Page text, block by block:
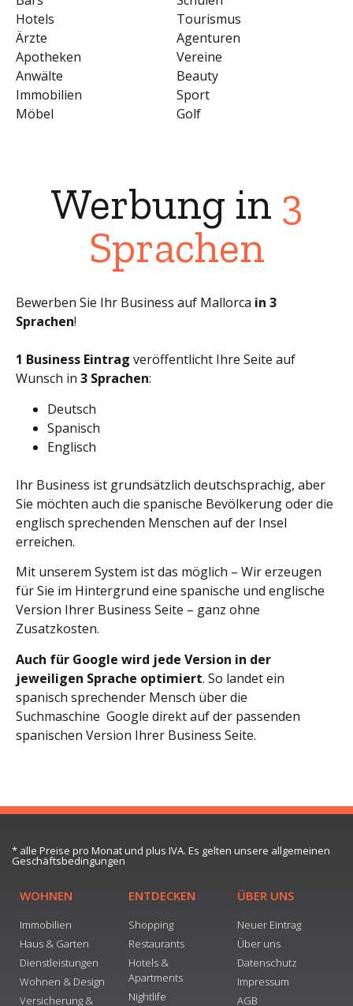
Hotels
Tourismus
Ärzte
Agenturen
Apotheken
Vereine
Anwälte
Beauty
Immobilien
Sport
Möbel
Golf
Werbung in 3
Sprachen
Bewerben Sie Ihr Business auf Mallorca in 3
Sprachen!
1 Business Eintrag veröffentlicht Ihre Seite auf
Wunsch in 3 Sprachen:
Deutsch
Spanisch
Englisch
Ihr Business ist grundsätzlich deutschsprachig, aber
Sie möchten auch die spanische Bevölkerung oder die
englisch sprechenden Menschen auf der Insel
erreichen.
Mit unserem System ist das möglich – Wir erzeugen
für Sie im Hintergrund eine spanische und englische
Version Ihrer Business Seite – ganz ohne
Zusatzkosten.
Auch für Google wird jede Version in der
jeweiligen Sprache optimiert. So landet ein
spanisch sprechender Mensch über die
Suchmaschine Google direkt auf der passenden
spanischen Version Ihrer Business Seite.
* alle Preise pro Monat und plus IVA. Es gelten unsere allgemeinen
Geschäftsbedingungen
WOHNEN
Immobilien
Haus & Garten
Dienstleistungen
Wohnen & Design
Versicherung &
ENTDECKEN
Shopping
Restaurants
Hotels &
Apartments
Nightlife
ÜBER UNS
Neuer Eintrag
Über uns
Datenschutz
Impressum
AGB